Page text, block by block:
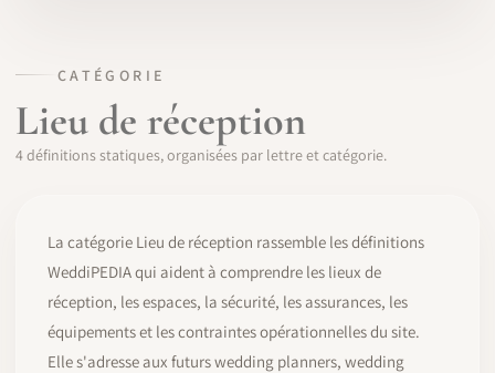
COMMUNAUTÉ
WEDDIPEDIA
À PROPOS
CONNEXION
CATÉGORIE
Lieu de réception
4 définitions statiques, organisées par lettre et catégorie.
La catégorie Lieu de réception rassemble les définitions
WeddiPEDIA qui aident à comprendre les lieux de
réception, les espaces, la sécurité, les assurances, les
équipements et les contraintes opérationnelles du site.
Elle s'adresse aux futurs wedding planners, wedding